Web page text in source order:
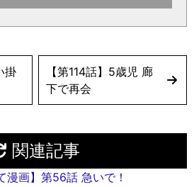
掛
【第114話】5歳児 廊
下で再会
関連記事
漫画】第56話 急いで！